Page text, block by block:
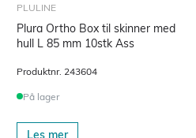
PLULINE
Plura Ortho Box til skinner med
hull L 85 mm 10stk Ass
Produktnr. 243604
På lager
Les mer